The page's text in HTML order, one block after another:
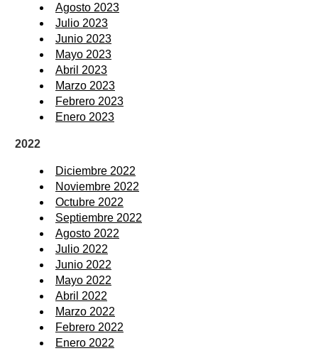
Agosto 2023
Julio 2023
Junio 2023
Mayo 2023
Abril 2023
Marzo 2023
Febrero 2023
Enero 2023
2022
Diciembre 2022
Noviembre 2022
Octubre 2022
Septiembre 2022
Agosto 2022
Julio 2022
Junio 2022
Mayo 2022
Abril 2022
Marzo 2022
Febrero 2022
Enero 2022